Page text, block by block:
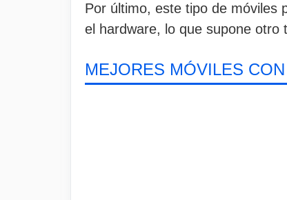
Por último, este tipo de móviles
el hardware, lo que supone otro
MEJORES MÓVILES